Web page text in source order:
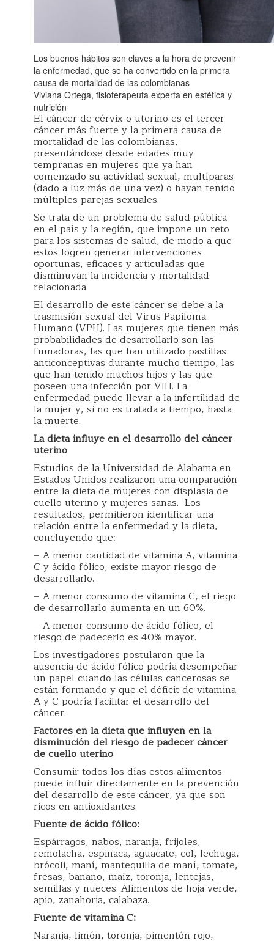
Los buenos hábitos son claves a la hora de prevenir
la enfermedad, que se ha convertido en la primera
causa de mortalidad de las colombianas
Viviana Ortega, fisioterapeuta experta en estética y
nutrición
El cáncer de cérvix o uterino es el tercer
cáncer más fuerte y la primera causa de
mortalidad de las colombianas,
presentándose desde edades muy
tempranas en mujeres que ya han
comenzado su actividad sexual, multíparas
(dado a luz más de una vez) o hayan tenido
múltiples parejas sexuales.
Se trata de un problema de salud pública
en el país y la región, que impone un reto
para los sistemas de salud, de modo a que
estos logren generar intervenciones
oportunas, eficaces y articuladas que
disminuyan la incidencia y mortalidad
relacionada.
El desarrollo de este cáncer se debe a la
trasmisión sexual del Virus Papiloma
Humano (VPH). Las mujeres que tienen más
probabilidades de desarrollarlo son las
fumadoras, las que han utilizado pastillas
anticonceptivas durante mucho tiempo, las
que han tenido muchos hijos y las que
poseen una infección por VIH. La
enfermedad puede llevar a la infertilidad de
la mujer y, si no es tratada a tiempo, hasta
la muerte.
La dieta influye en el desarrollo del cáncer
uterino
Estudios de la Universidad de Alabama en
Estados Unidos realizaron una comparación
entre la dieta de mujeres con displasia de
cuello uterino y mujeres sanas. Los
resultados, permitieron identificar una
relación entre la enfermedad y la dieta,
concluyendo que:
– A menor cantidad de vitamina A, vitamina
C y ácido fólico, existe mayor riesgo de
desarrollarlo.
– A menor consumo de vitamina C, el riego
de desarrollarlo aumenta en un 60%.
– A menor consumo de ácido fólico, el
riesgo de padecerlo es 40% mayor.
Los investigadores postularon que la
ausencia de ácido fólico podría desempeñar
un papel cuando las células cancerosas se
están formando y que el déficit de vitamina
A y C podría facilitar el desarrollo del
cáncer.
Factores en la dieta que influyen en la
disminución del riesgo de padecer cáncer
de cuello uterino
Consumir todos los días estos alimentos
puede influir directamente en la prevención
del desarrollo de este cáncer, ya que son
ricos en antioxidantes.
Fuente de ácido fólico:
Espárragos, nabos, naranja, frijoles,
remolacha, espinaca, aguacate, col, lechuga,
brócoli, maní, mantequilla de maní, tomate,
fresas, banano, maíz, toronja, lentejas,
semillas y nueces. Alimentos de hoja verde,
apio, zanahoria, calabaza.
Fuente de vitamina C:
Naranja, limón, toronja, pimentón rojo,